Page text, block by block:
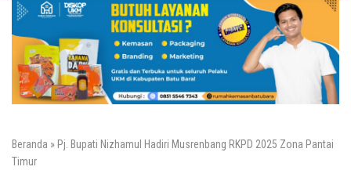
Beranda » Pj. Bupati Nizhamul Hadiri Musrenbang RKPD 2025 Zona Pantai
Timur